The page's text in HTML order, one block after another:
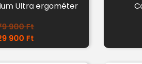
Ultra ergométer
900Ft
900 Ft